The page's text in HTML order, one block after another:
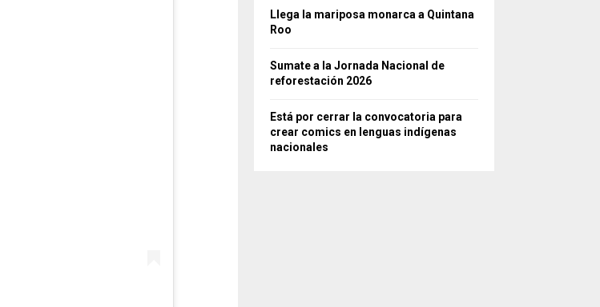
Llega la mariposa monarca a Quintana
Roo
Sumate a la Jornada Nacional de
reforestación 2026
Está por cerrar la convocatoria para
crear comics en lenguas indígenas
nacionales